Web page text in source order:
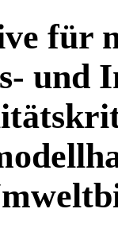
für
und